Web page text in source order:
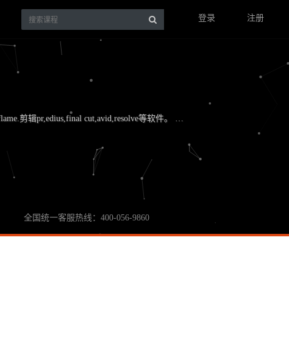
登录 注册
剪辑pr,edius,final cut,avid,resolve等软件。 …
全国统一客服热线：400-056-9860